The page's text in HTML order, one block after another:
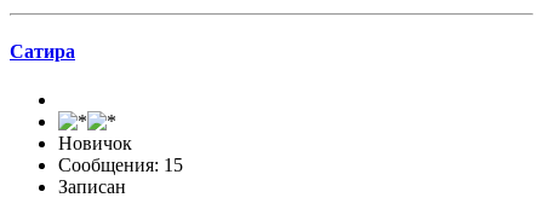
Сатира
Новичок
Сообщения: 15
Записан